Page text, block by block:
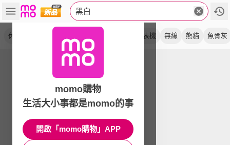
黑白
休閒鞋 印表機 無線 熊貓 魚骨灰
momo購物
生活大小事都是momo的事
開啟「momo購物」APP